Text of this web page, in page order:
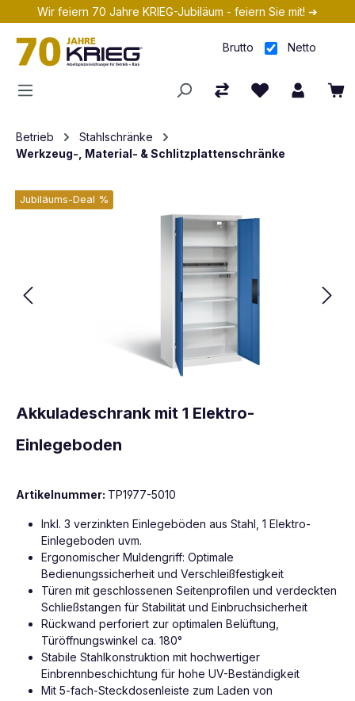
Zum Hauptinhalt springen
Wir feiern 70 Jahre KRIEG-Jubiläum - feiern Sie mit! ➔
Brutto Netto
Betrieb
Stahlschränke
Werkzeug-, Material- & Schlitzplattenschränke
Jubiläums-Deal %
Akkuladeschrank mit 1 Elektro-
Einlegeboden
Artikelnummer: TP1977-5010
Inkl. 3 verzinkten Einlegeböden aus Stahl, 1 Elektro-
Einlegeboden uvm.
Ergonomischer Muldengriff: Optimale
Bedienungssicherheit und Verschleißfestigkeit
Türen mit geschlossenen Seitenprofilen und verdeckten
Schließstangen für Stabilität und Einbruchsicherheit
Rückwand perforiert zur optimalen Belüftung,
Türöffnungswinkel ca. 180°
Stabile Stahlkonstruktion mit hochwertiger
Einbrennbeschichtung für hohe UV-Beständigkeit
Mit 5-fach-Steckdosenleiste zum Laden von